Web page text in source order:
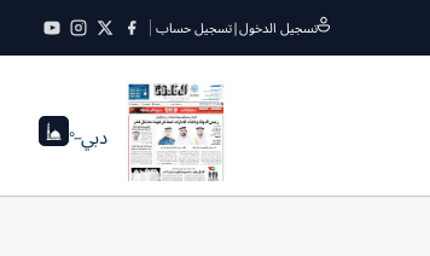
تسجيل الدخول|تسجيل حساب
دبي--°